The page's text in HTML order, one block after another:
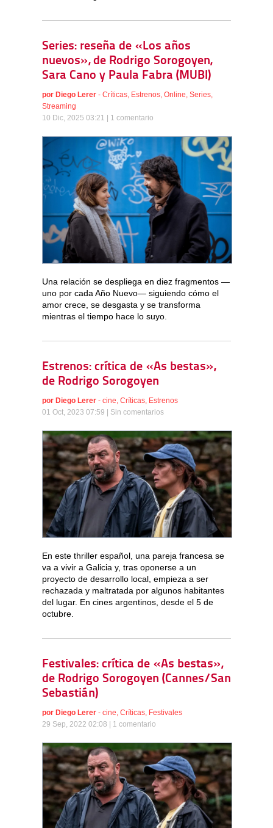
Series: reseña de «Los años
nuevos», de Rodrigo Sorogoyen,
Sara Cano y Paula Fabra (MUBI)
por Diego Lerer - Críticas, Estrenos, Online, Series,
Streaming
10 Dic, 2025 03:21 | 1 comentario
Una relación se despliega en diez fragmentos —
uno por cada Año Nuevo— siguiendo cómo el
amor crece, se desgasta y se transforma
mientras el tiempo hace lo suyo.
Estrenos: crítica de «As bestas»,
de Rodrigo Sorogoyen
por Diego Lerer - cine, Críticas, Estrenos
01 Oct, 2023 07:59 | Sin comentarios
En este thriller español, una pareja francesa se
va a vivir a Galicia y, tras oponerse a un
proyecto de desarrollo local, empieza a ser
rechazada y maltratada por algunos habitantes
del lugar. En cines argentinos, desde el 5 de
octubre.
Festivales: crítica de «As bestas»,
de Rodrigo Sorogoyen (Cannes/San
Sebastián)
por Diego Lerer - cine, Críticas, Festivales
29 Sep, 2022 02:08 | 1 comentario